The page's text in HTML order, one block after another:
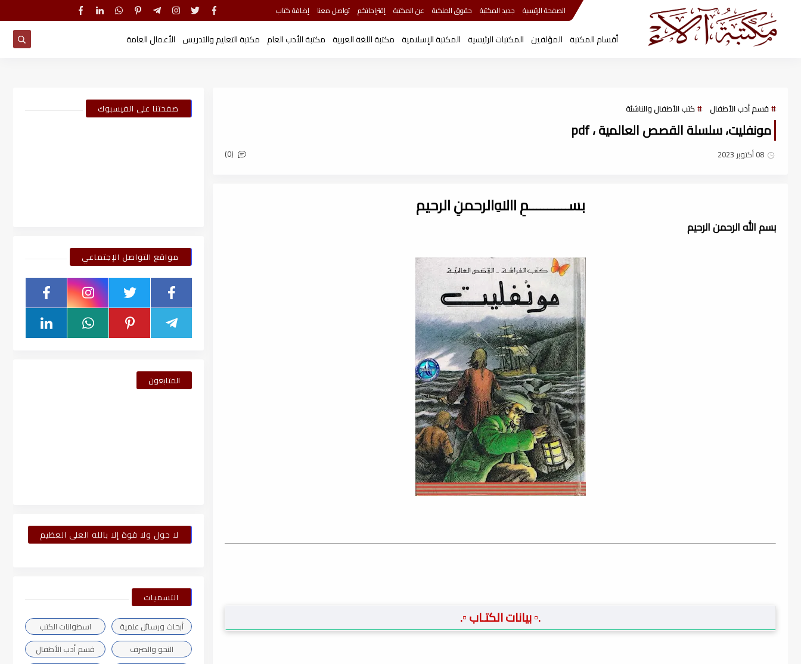
الصفحة الرئيسية جديد المكتبة حقوق الملكية عن المكتبة إقتراحاتكم تواصل معنا إضافة كتاب
أقسام المكتبة المؤلفين المكتبات الرئيسية المكتبة الإسلامية مكتبة اللغة العربية مكتبة الأدب العام مكتبة التعليم والتدريس الأعمال العامة
قسم أدب الأطفال كتب الأطفال والناشئة
مونفليت، سلسلة القصص العالمية ، pdf
08 أكتوبر 2023 (0)
بســـــــــــمِ اﷲِالرحمنِ الرحيم
بسم الله الرحمن الرحيم
.▫️ بيانات الكتـاب ▫️.
صفحتنا على الفيسبوك
مواقع التواصل الإجتماعي
المتابعون
لا حول ولا قوة إلا بالله العلى العظيم
التسميات
أبحاث ورسائل علمية
اسطوانات الكتب
النحو والصرف
قسم أدب الأطفال